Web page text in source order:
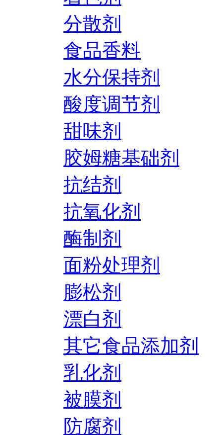
分散剂
食品香料
水分保持剂
酸度调节剂
甜味剂
胶姆糖基础剂
抗结剂
抗氧化剂
酶制剂
面粉处理剂
膨松剂
漂白剂
其它食品添加剂
乳化剂
被膜剂
防腐剂